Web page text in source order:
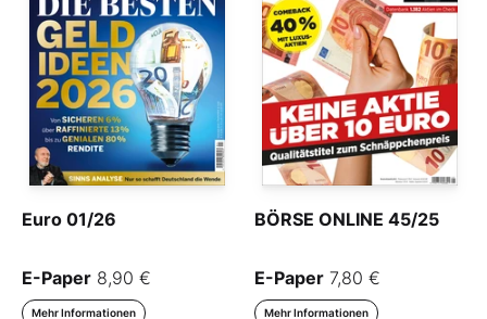
Euro 01/26
E-Paper 8,90 €
Mehr Informationen
BÖRSE ONLINE 45/25
E-Paper 7,80 €
Mehr Informationen